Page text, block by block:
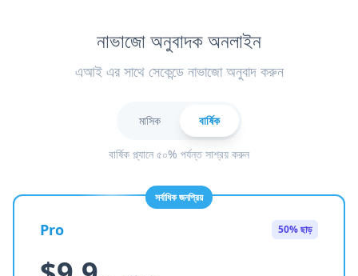
নাভাজো অনুবাদক অনলাইন
এআই এর সাথে সেকেন্ডে নাভাজো অনুবাদ করুন
মাসিক বার্ষিক
বার্ষিক প্ল্যানে ৫০% পর্যন্ত সাশ্রয় করুন
সর্বাধিক জনপ্রিয়
Pro 50% ছাড়